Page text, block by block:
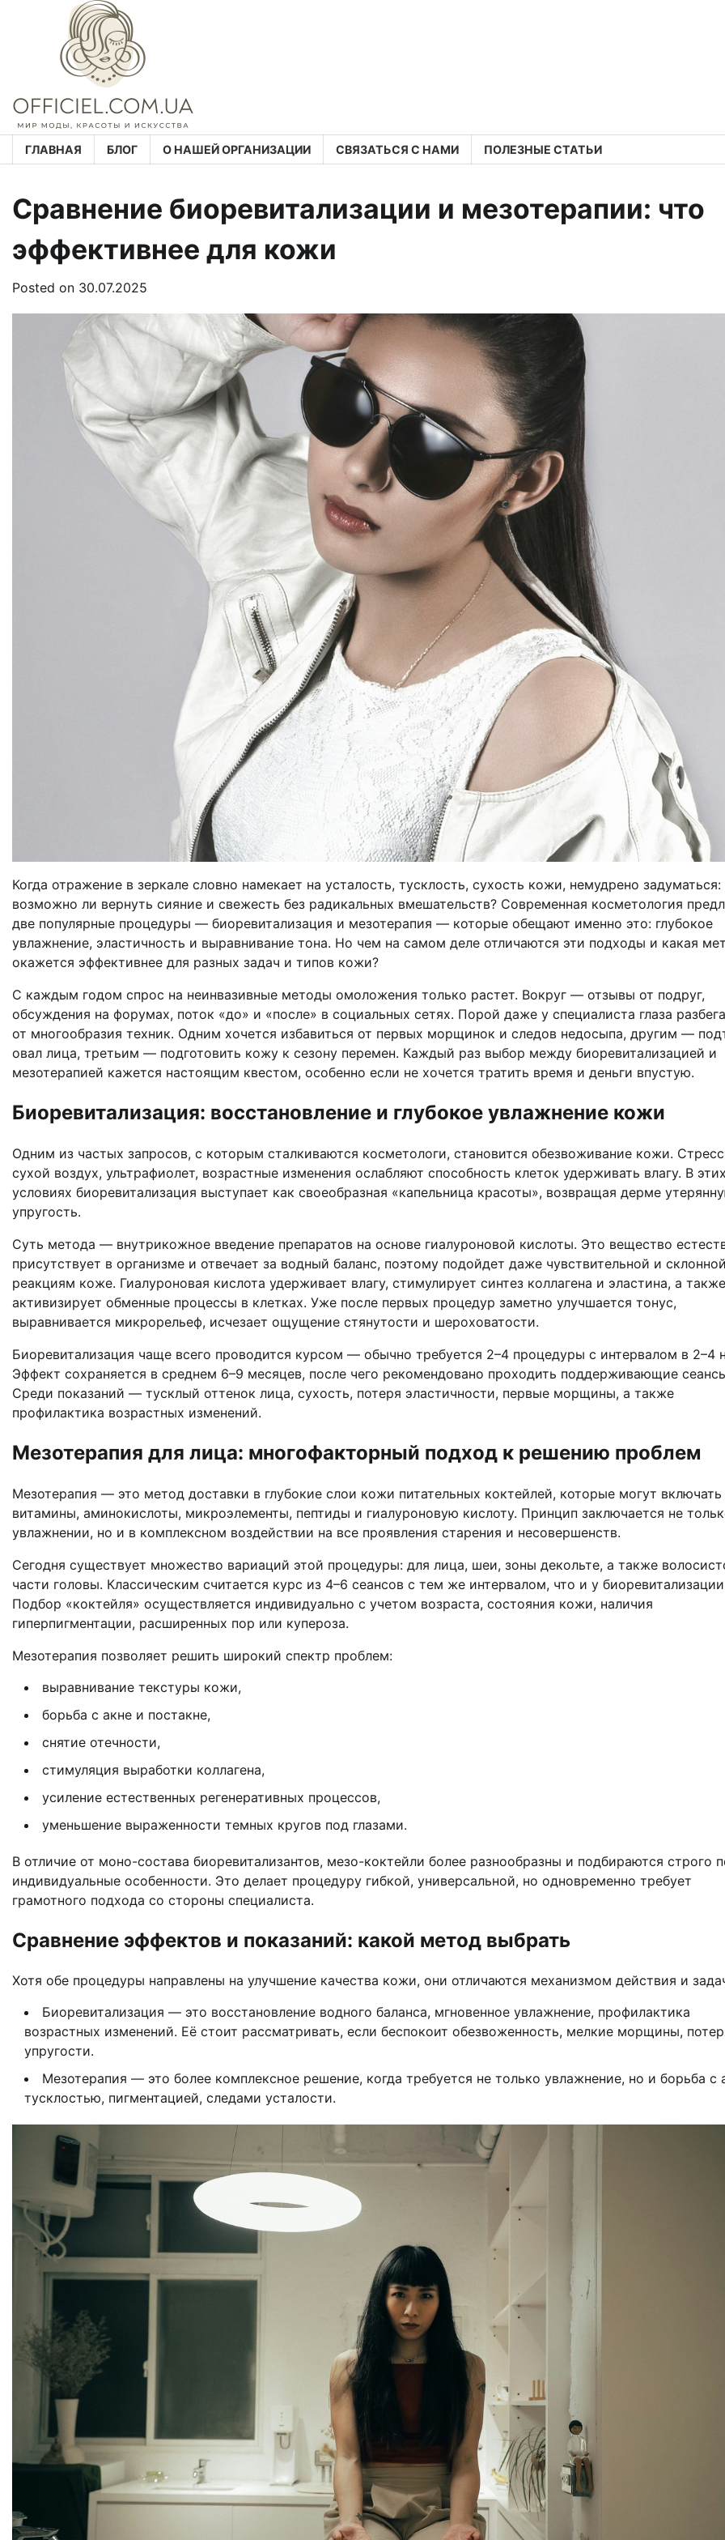
ГЛАВНАЯ БЛОГ О НАШЕЙ ОРГАНИЗАЦИИ СВЯЗАТЬСЯ С НАМИ ПОЛЕЗНЫЕ СТАТЬИ
Сравнение биоревитализации и мезотерапии: что
эффективнее для кожи
Posted on 30.07.2025
Когда отражение в зеркале словно намекает на усталость, тусклость, сухость кожи, немудрено задуматься:
возможно ли вернуть сияние и свежесть без радикальных вмешательств? Современная косметология
две популярные процедуры — биоревитализация и мезотерапия — которые обещают именно это: глубокое
увлажнение, эластичность и выравнивание тона. Но чем на самом деле отличаются эти подходы и какая
окажется эффективнее для разных задач и типов кожи?
С каждым годом спрос на неинвазивные методы омоложения только растет. Вокруг — отзывы от подруг,
обсуждения на форумах, поток «до» и «после» в социальных сетях. Порой даже у специалиста глаза
от многообразия техник. Одним хочется избавиться от первых морщинок и следов недосыпа, другим —
овал лица, третьим — подготовить кожу к сезону перемен. Каждый раз выбор между биоревитализацией и
мезотерапией кажется настоящим квестом, особенно если не хочется тратить время и деньги впустую.
Биоревитализация: восстановление и глубокое увлажнение кожи
Одним из частых запросов, с которым сталкиваются косметологи, становится обезвоживание кожи.
сухой воздух, ультрафиолет, возрастные изменения ослабляют способность клеток удерживать влагу. В этих
условиях биоревитализация выступает как своеобразная «капельница красоты», возвращая дерме
упругость.
Суть метода — внутрикожное введение препаратов на основе гиалуроновой кислоты. Это вещество
присутствует в организме и отвечает за водный баланс, поэтому подойдет даже чувствительной и
реакциям коже. Гиалуроновая кислота удерживает влагу, стимулирует синтез коллагена и эластина, а также
активизирует обменные процессы в клетках. Уже после первых процедур заметно улучшается тонус,
выравнивается микрорельеф, исчезает ощущение стянутости и шероховатости.
Биоревитализация чаще всего проводится курсом — обычно требуется 2–4 процедуры с интервалом в 2–4
Эффект сохраняется в среднем 6–9 месяцев, после чего рекомендовано проходить поддерживающие
Среди показаний — тусклый оттенок лица, сухость, потеря эластичности, первые морщины, а также
профилактика возрастных изменений.
Мезотерапия для лица: многофакторный подход к решению проблем
Мезотерапия — это метод доставки в глубокие слои кожи питательных коктейлей, которые могут включать
витамины, аминокислоты, микроэлементы, пептиды и гиалуроновую кислоту. Принцип заключается не
увлажнении, но и в комплексном воздействии на все проявления старения и несовершенств.
Сегодня существует множество вариаций этой процедуры: для лица, шеи, зоны декольте, а также
части головы. Классическим считается курс из 4–6 сеансов с тем же интервалом, что и у
Подбор «коктейля» осуществляется индивидуально с учетом возраста, состояния кожи, наличия
гиперпигментации, расширенных пор или купероза.
Мезотерапия позволяет решить широкий спектр проблем:
выравнивание текстуры кожи,
борьба с акне и постакне,
снятие отечности,
стимуляция выработки коллагена,
усиление естественных регенеративных процессов,
уменьшение выраженности темных кругов под глазами.
В отличие от моно-состава биоревитализантов, мезо-коктейли более разнообразны и подбираются строго
индивидуальные особенности. Это делает процедуру гибкой, универсальной, но одновременно требует
грамотного подхода со стороны специалиста.
Сравнение эффектов и показаний: какой метод выбрать
Хотя обе процедуры направлены на улучшение качества кожи, они отличаются механизмом действия и
Биоревитализация — это восстановление водного баланса, мгновенное увлажнение, профилактика
возрастных изменений. Её стоит рассматривать, если беспокоит обезвоженность, мелкие морщины,
упругости.
Мезотерапия — это более комплексное решение, когда требуется не только увлажнение, но и борьба с
тусклостью, пигментацией, следами усталости.